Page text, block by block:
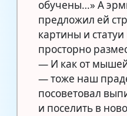
обучены…» А
предложил ей
картины и
просторно
— И как от мышей
— тоже наш
посоветовал
и поселить в